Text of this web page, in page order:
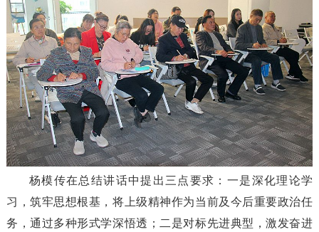
杨模传在总结讲话中提出三点要求：一是深化理论学
习，筑牢思想根基，将上级精神作为当前及今后重要政治任
务，通过多种形式学深悟透；二是对标先进典型，激发奋进